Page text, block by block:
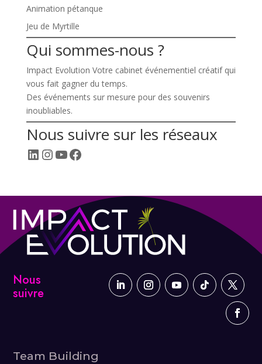
Animation pétanque
Jeu de Myrtille
Qui sommes-nous ?
Impact Evolution Votre cabinet événementiel créatif qui
vous fait gagner du temps.
Des événements sur mesure pour des souvenirs
inoubliables.
Nous suivre sur les réseaux
LinkedIn
Instagram
YouTube
Facebook
Nous
suivre
Team Building